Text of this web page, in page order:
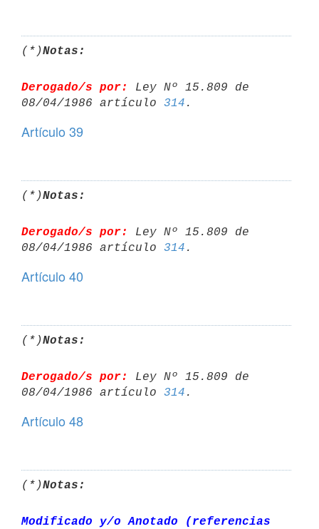
(*)Notas:
Derogado/s por:
Ley Nº 15.809 de
08/04/1986 artículo 314
Artículo 39
(*)Notas:
Derogado/s por:
Ley Nº 15.809 de
08/04/1986 artículo 314
Artículo 40
(*)Notas:
Derogado/s por:
Ley Nº 15.809 de
08/04/1986 artículo 314
Artículo 48
(*)Notas:
Modificado y/o Anotado (referencias